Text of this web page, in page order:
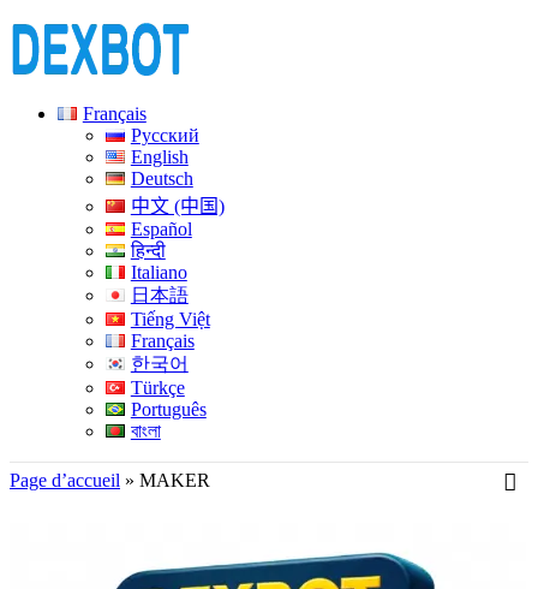
Français
Русский
English
Deutsch
中文 (中国)
Español
हिन्दी
Italiano
日本語
Tiếng Việt
Français
한국어
Türkçe
Português
বাংলা
Page d’accueil » MAKER